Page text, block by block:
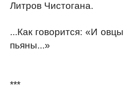
Литров Чистогана.
...Как говорится: «И
пьяны...»
***